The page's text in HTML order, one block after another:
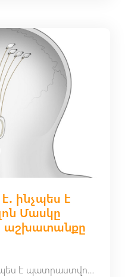
ինչպես է
Մասկը
աշխատանքը
Ապագան այստեղ է․ ինչպես է պատրաստվում Իլոն Մասկը փոխել մեր ուղեղի աշխատանքը